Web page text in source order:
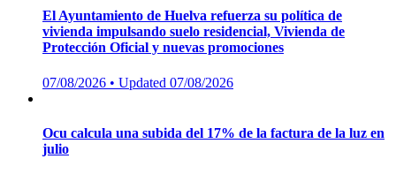
El Ayuntamiento de Huelva refuerza su política de
vivienda impulsando suelo residencial, Vivienda de
Protección Oficial y nuevas promociones
Posted
07/08/2026 • Updated 07/08/2026
Ocu calcula una subida del 17% de la factura de la luz en
julio